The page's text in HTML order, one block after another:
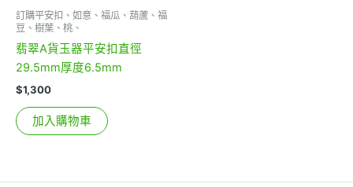
訂購平安扣、如意、福瓜、葫蘆、福
豆、樹葉、桃、
翡翠A貨玉器平安扣直徑
29.5mm厚度6.5mm
$1,300
加入購物車